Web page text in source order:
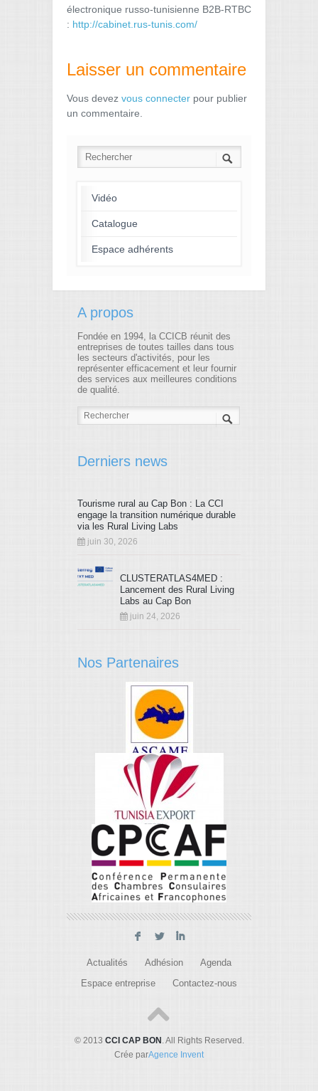
électronique russo-tunisienne B2B-RTBC
: http://cabinet.rus-tunis.com/
Laisser un commentaire
Vous devez vous connecter pour publier
un commentaire.
Vidéo
Catalogue
Espace adhérents
A propos
Fondée en 1994, la CCICB réunit des
entreprises de toutes tailles dans tous
les secteurs d'activités, pour les
représenter efficacement et leur fournir
des services aux meilleures conditions
de qualité.
Derniers news
Tourisme rural au Cap Bon : La CCI
engage la transition numérique durable
via les Rural Living Labs
juin 30, 2026
CLUSTERATLAS4MED :
Lancement des Rural Living
Labs au Cap Bon
juin 24, 2026
Nos Partenaires
F L I
Actualités Adhésion Agenda
Espace entreprise Contactez-nous
© 2013 CCI CAP BON . All Rights Reserved.
Crée parAgence Invent